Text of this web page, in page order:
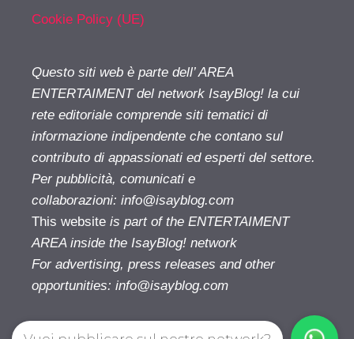
Cookie Policy (UE)
Questo siti web è parte dell’ AREA
ENTERTAIMENT del network IsayBlog! la cui
rete editoriale comprende siti tematici di
informazione indipendente che contano sul
contributo di appassionati ed esperti del settore.
Per pubblicità, comunicati e
collaborazioni: info@isayblog.com
This website is part of the ENTERTAIMENT
AREA inside the IsayBlog! network
For advertising, press releases and other
opportunities: info@isayblog.com